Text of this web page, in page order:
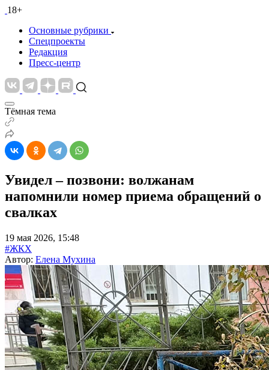
18+
Основные рубрики
Спецпроекты
Редакция
Пресс-центр
Тёмная тема
Увидел – позвони: волжанам
напомнили номер приема обращений о
свалках
19 мая 2026, 15:48
#ЖКХ
Автор: Елена Мухина